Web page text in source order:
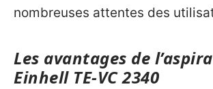
nombreuses attentes des
Les avantages de
Einhell TE-VC 2340